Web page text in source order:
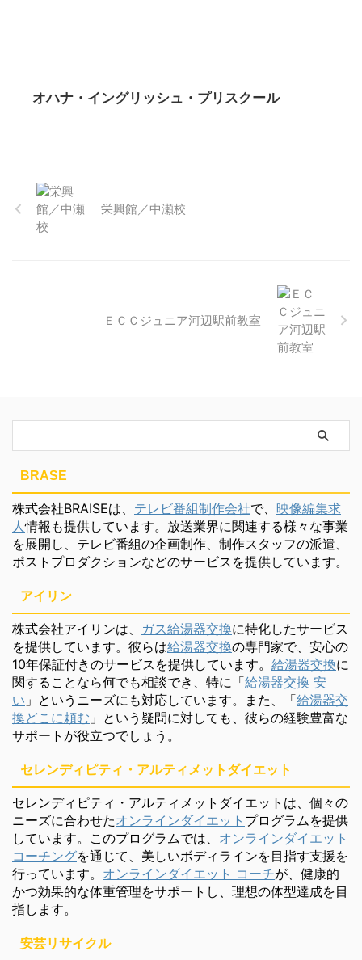
オハナ・イングリッシュ・プリスクール
栄興館／中瀬校
ＥＣＣジュニア河辺駅前教室
BRASE
株式会社BRAISEは、 テレビ番組制作会社で、 映像編集求
人情報も提供しています。放送業界に関連する様々な事業
を展開し、テレビ番組の企画制作、制作スタッフの派遣、
ポストプロダクションなどのサービスを提供しています。
アイリン
株式会社アイリンは、 ガス給湯器交換に特化したサービス
を提供しています。彼らは給湯器交換の専門家で、安心の
10年保証付きのサービスを提供しています。 給湯器交換に
関することなら何でも相談でき、特に「給湯器交換 安
い 」というニーズにも対応しています。また、「給湯器交
換どこに頼む 」という疑問に対しても、彼らの経験豊富な
サポートが役立つでしょう。
セレンディピティ・アルティメットダイエット
セレンディピティ・アルティメットダイエットは、個々の
ニーズに合わせたオンラインダイエット プログラムを提供
しています。このプログラムでは、 オンラインダイエット
コーチングを通じて、美しいボディラインを目指す支援を
行っています。 オンラインダイエット コーチが、健康的
かつ効果的な体重管理をサポートし、理想の体型達成を目
指します。
安芸リサイクル